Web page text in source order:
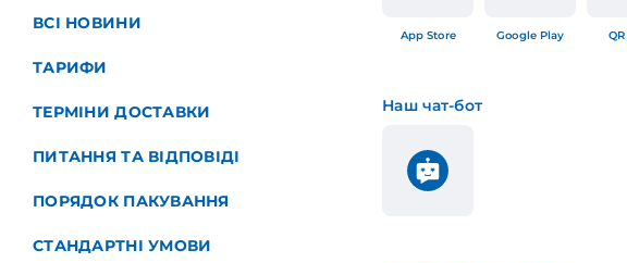
ВСІ НОВИНИ
ТАРИФИ
ТЕРМІНИ ДОСТАВКИ
ПИТАННЯ ТА ВІДПОВІДІ
ПОРЯДОК ПАКУВАННЯ
СТАНДАРТНІ УМОВИ
App Store Google Play
Наш чат-бот